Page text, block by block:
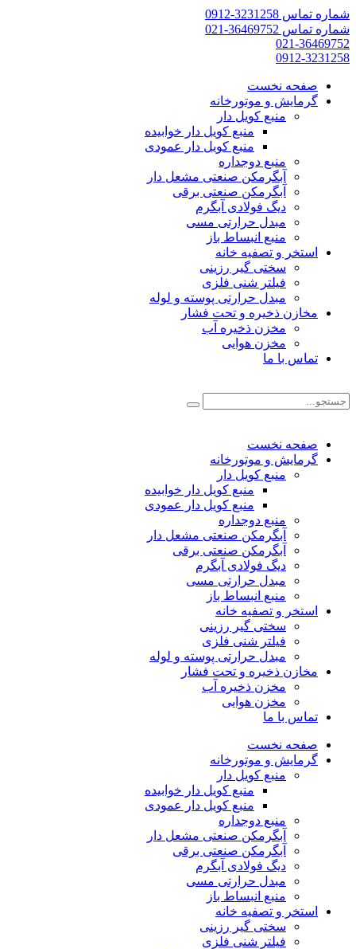
شماره تماس 3231258-0912
شماره تماس 36469752-021
021-36469752
0912-3231258
صفحه نخست
گرمایش و موتورخانه
منبع کویل دار
منبع کویل دار خوابیده
منبع کویل دار عمودی
منبع دوجداره
آبگرمکن صنعتی مشعل دار
آبگرمکن صنعتی برقی
دیگ فولادی آبگرم
مبدل حرارتی مسی
منبع انبساط باز
استخر و تصفیه خانه
سختی گیر رزینی
فیلتر شنی فلزی
مبدل حرارتی پوسته و لوله
مخازن ذخیره و تحت فشار
مخزن ذخیره آب
مخزن هوایی
تماس با ما
صفحه نخست
گرمایش و موتورخانه
منبع کویل دار
منبع کویل دار خوابیده
منبع کویل دار عمودی
منبع دوجداره
آبگرمکن صنعتی مشعل دار
آبگرمکن صنعتی برقی
دیگ فولادی آبگرم
مبدل حرارتی مسی
منبع انبساط باز
استخر و تصفیه خانه
سختی گیر رزینی
فیلتر شنی فلزی
مبدل حرارتی پوسته و لوله
مخازن ذخیره و تحت فشار
مخزن ذخیره آب
مخزن هوایی
تماس با ما
صفحه نخست
گرمایش و موتورخانه
منبع کویل دار
منبع کویل دار خوابیده
منبع کویل دار عمودی
منبع دوجداره
آبگرمکن صنعتی مشعل دار
آبگرمکن صنعتی برقی
دیگ فولادی آبگرم
مبدل حرارتی مسی
منبع انبساط باز
استخر و تصفیه خانه
سختی گیر رزینی
فیلتر شنی فلزی